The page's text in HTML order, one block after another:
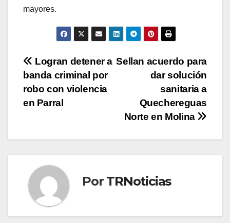
mayores.
Navegación
de
entradas
Sellan acuerdo para
dar solución
sanitaria a
Quechereguas
Norte en Molina
Logran detener a
banda criminal por
robo con violencia
en Parral
Por TRNoticias